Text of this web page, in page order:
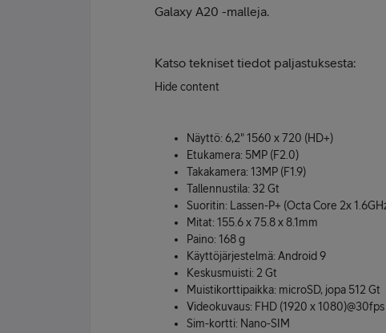
Galaxy A20 -malleja.
Katso tekniset tiedot paljastuksesta:
Hide content
Näyttö: 6,2" 1560 x 720 (HD+)
Etukamera: 5MP (F2.0)
Takakamera: 13MP (F1.9)
Tallennustila: 32 Gt
Suoritin: Lassen-P+ (Octa Core 2x
Mitat: 155.6 x 75.8 x 8.1mm
Paino: 168 g
Käyttöjärjestelmä: Android 9
Keskusmuisti: 2 Gt
Muistikorttipaikka: microSD, jopa 512 Gt
Videokuvaus: FHD (1920 x 1080)@30fps
Sim-kortti: Nano-SIM